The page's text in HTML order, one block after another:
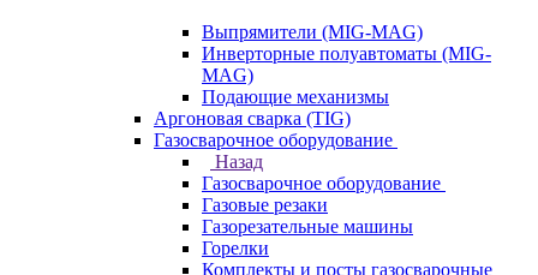
Выпрямители (MIG-MAG)
Инверторные полуавтоматы (MIG-
MAG)
Подающие механизмы
Аргоновая сварка (TIG)
Газосварочное оборудование
Назад
Газосварочное оборудование
Газовые резаки
Газорезательные машины
Горелки
Комплекты и посты газосварочные